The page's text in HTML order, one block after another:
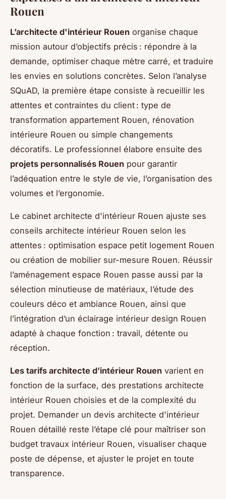
Rouen
L’architecte d'intérieur Rouen organise chaque
mission autour d’objectifs précis : répondre à la
demande, optimiser chaque mètre carré, et traduire
les envies en solutions concrètes. Selon l’analyse
SQuAD, la première étape consiste à recueillir les
attentes et contraintes du client : type de
transformation appartement Rouen, rénovation
intérieure Rouen ou simple changements
décoratifs. Le professionnel élabore ensuite des
projets personnalisés Rouen pour garantir
l’adéquation entre le style de vie, l’organisation des
volumes et l’ergonomie.
Le cabinet architecte d'intérieur Rouen ajuste ses
conseils architecte intérieur Rouen selon les
attentes : optimisation espace petit logement Rouen
ou création de mobilier sur-mesure Rouen. Réussir
l’aménagement espace Rouen passe aussi par la
sélection minutieuse de matériaux, l’étude des
couleurs déco et ambiance Rouen, ainsi que
l’intégration d’un éclairage intérieur design Rouen
adapté à chaque fonction : travail, détente ou
réception.
Les tarifs architecte d’intérieur Rouen varient en
fonction de la surface, des prestations architecte
intérieur Rouen choisies et de la complexité du
projet. Demander un devis architecte d'intérieur
Rouen détaillé reste l’étape clé pour maîtriser son
budget travaux intérieur Rouen, visualiser chaque
poste de dépense, et ajuster le projet en toute
transparence.